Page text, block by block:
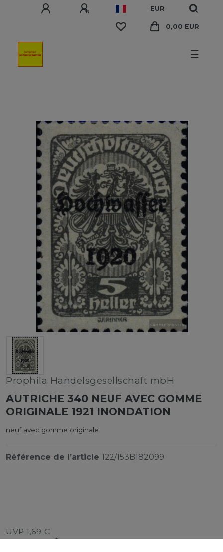
EUR
0,00 EUR
☰
Prophila Handelsgesellschaft mbH
AUTRICHE 340 NEUF AVEC GOMME
ORIGINALE 1921 INONDATION
neuf avec gomme originale
Référence de l’article 122/153B182099
UVP 1,69 €
*